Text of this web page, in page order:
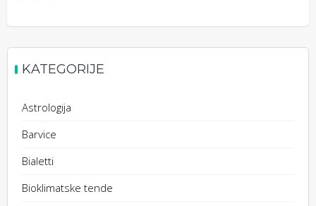
KATEGORIJE
Astrologija
Barvice
Bialetti
Bioklimatske tende